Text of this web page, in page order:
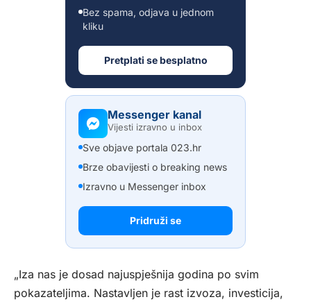
Bez spama, odjava u jednom
kliku
Pretplati se besplatno
Messenger kanal
Vijesti izravno u inbox
Sve objave portala 023.hr
Brze obavijesti o breaking news
Izravno u Messenger inbox
Pridruži se
„Iza nas je dosad najuspješnija godina po svim
pokazateljima. Nastavljen je rast izvoza, investicija,